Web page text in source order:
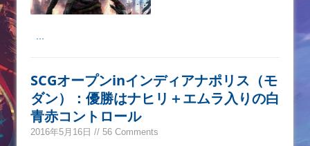
SCGオープンinインディアナポリス（モ
ダン）：優勝はナヒリ＋エムラ入りの白
青赤コントロール
2016年5月16日 // 56 Comments